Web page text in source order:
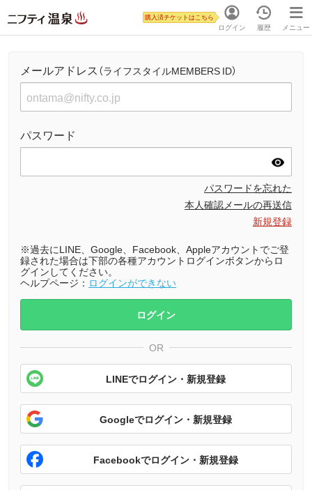
ログイン
購入済チケットはこちら
履歴 メニュー
メールアドレス （ライフスタイルMEMBERS ID）
パスワード
パスワードを忘れた
本人確認メールの再送信
新規登録
※過去にLINE、Google、Facebook、Appleアカウントでご登
録された場合は下部の各種アカウントログインボタンからロ
グインしてください。
ヘルプページ： ログインができない
ログイン
OR
LINEでログイン・新規登録
Googleでログイン・新規登録
Facebookでログイン・新規登録